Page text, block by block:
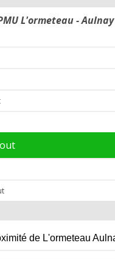
L'ormeteau - Aulnay
de L'ormeteau